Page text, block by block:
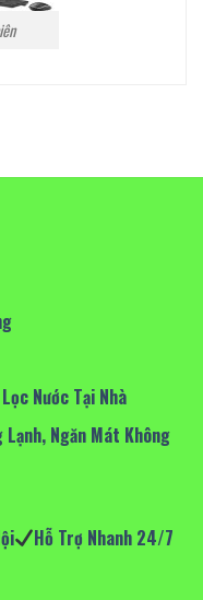
Nước Tại Nhà
Ngăn Mát Không
Hỗ Trợ Nhanh 24/7